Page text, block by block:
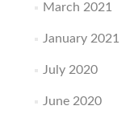
March 2021
January 2021
July 2020
June 2020